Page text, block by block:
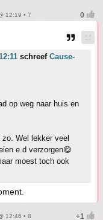
12:19 • 7
schreef Cause-
op weg naar huis en
Wel lekker veel
e.d verzorgen😋
moest toch ook
12:46 • 8